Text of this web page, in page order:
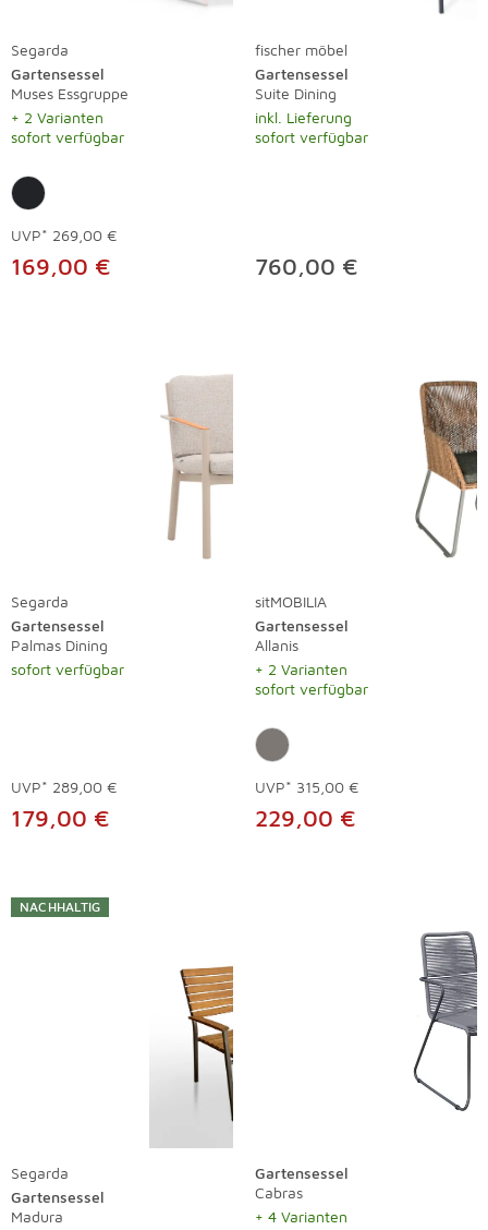
Segarda
Gartensessel
Muses Essgruppe
+ 2 Varianten
sofort verfügbar
UVP* 269,00 €
169,00 €
fischer möbel
Gartensessel
Suite Dining
inkl. Lieferung
sofort verfügbar
760,00 €
Segarda
Gartensessel
Palmas Dining
sofort verfügbar
UVP* 289,00 €
179,00 €
sitMOBILIA
Gartensessel
Allanis
+ 2 Varianten
sofort verfügbar
UVP* 315,00 €
229,00 €
NACHHALTIG
Segarda
Gartensessel
Madura
Gartensessel
Cabras
+ 4 Varianten